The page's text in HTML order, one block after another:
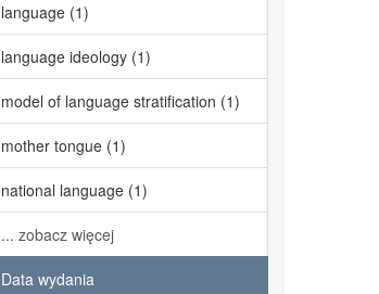
language (1)
language ideology (1)
model of language stratification (1)
mother tongue (1)
national language (1)
... zobacz więcej
Data wydania